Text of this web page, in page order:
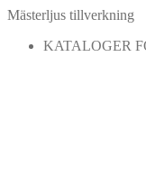
Mästerljus tillverkning
KATALOGER